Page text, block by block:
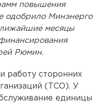
повышения
одобрило Минэнерго
месяцы
Рюмин.
работу сторонних
(ТСО). У
единицы